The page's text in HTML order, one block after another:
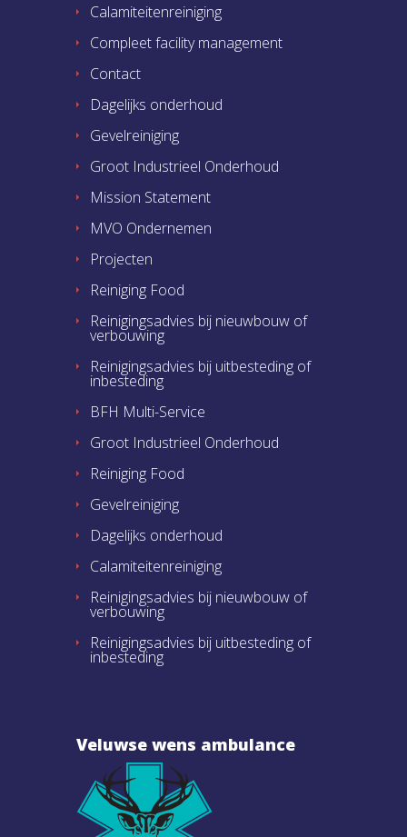
Calamiteitenreiniging
Compleet facility management
Contact
Dagelijks onderhoud
Gevelreiniging
Groot Industrieel Onderhoud
Mission Statement
MVO Ondernemen
Projecten
Reiniging Food
Reinigingsadvies bij nieuwbouw of
verbouwing
Reinigingsadvies bij uitbesteding of
inbesteding
BFH Multi-Service
Groot Industrieel Onderhoud
Reiniging Food
Gevelreiniging
Dagelijks onderhoud
Calamiteitenreiniging
Reinigingsadvies bij nieuwbouw of
verbouwing
Reinigingsadvies bij uitbesteding of
inbesteding
Veluwse wens ambulance